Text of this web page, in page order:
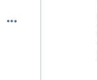
comment_424698